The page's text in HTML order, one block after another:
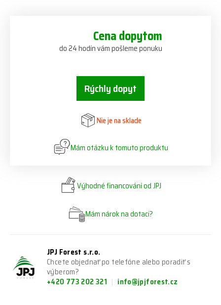
Cena dopytom
do 24 hodín vám pošleme ponuku
Rýchly dopyt
Nie je na sklade
Mám otázku k tomuto produktu
Výhodné financování od JPJ
Mám nárok na dotaci?
JPJ Forest s.r.o.
Chcete objednať po telefóne alebo poradiť s
výberom?
+420 773 202 321
info@jpjforest.cz